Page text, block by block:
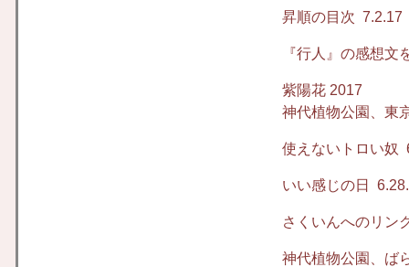
昇順の目次 7.2.17
『行人』の感想文
紫陽花 2017
神代植物公園、東
使えない トロい奴
いい感じの日
さくいんへのリン
神代植物公園、ば